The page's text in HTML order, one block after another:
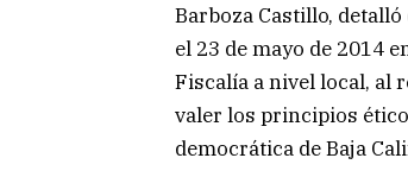
Barboza Castillo,
el 23 de mayo de 2014
Fiscalía a nivel local, al
valer los principios
democrática de Baja